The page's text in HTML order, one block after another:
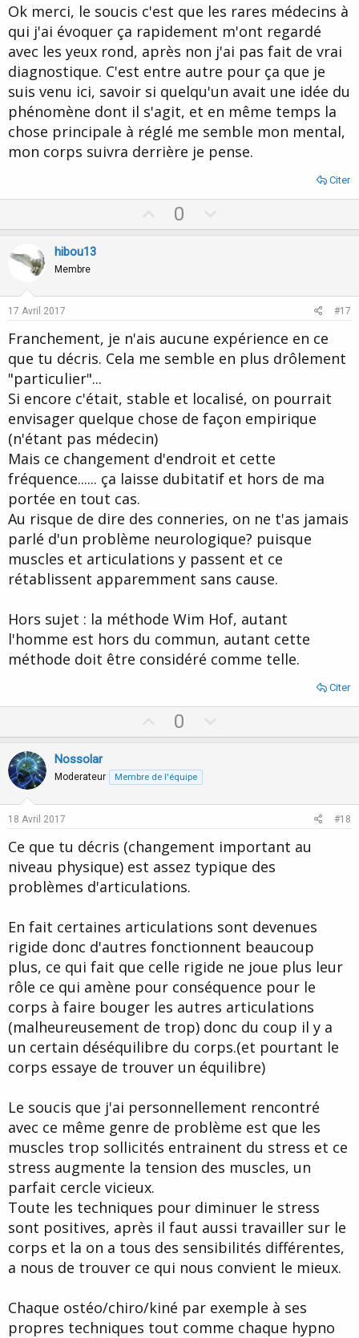
e
Ok merci, le soucis c'est que les rares médecins à
qui j'ai évoquer ça rapidement m'ont regardé
avec les yeux rond, après non j'ai pas fait de vrai
diagnostique. C'est entre autre pour ça que je
suis venu ici, savoir si quelqu'un avait une idée du
phénomène dont il s'agit, et en même temps la
chose principale à réglé me semble mon mental,
mon corps suivra derrière je pense.
Citer
p
t
0
o
v
e
hibou13
Membre
17 Avril 2017 #17
Franchement, je n'ais aucune expérience en ce
que tu décris. Cela me semble en plus drôlement
"particulier"...
Si encore c'était, stable et localisé, on pourrait
envisager quelque chose de façon empirique
(n'étant pas médecin)
Mais ce changement d'endroit et cette
fréquence...... ça laisse dubitatif et hors de ma
portée en tout cas.
Au risque de dire des conneries, on ne t'as jamais
parlé d'un problème neurologique? puisque
muscles et articulations y passent et ce
rétablissent apparemment sans cause.
Hors sujet : la méthode Wim Hof, autant
l'homme est hors du commun, autant cette
méthode doit être considéré comme telle.
Citer
p
o
0
o
t
e
Nossolar
Moderateur Membre de l'équipe
18 Avril 2017 #18
Ce que tu décris (changement important au
niveau physique) est assez typique des
problèmes d'articulations.
En fait certaines articulations sont devenues
rigide donc d'autres fonctionnent beaucoup
plus, ce qui fait que celle rigide ne joue plus leur
rôle ce qui amène pour conséquence pour le
corps à faire bouger les autres articulations
(malheureusement de trop) donc du coup il y a
un certain déséquilibre du corps.(et pourtant le
corps essaye de trouver un équilibre)
Le soucis que j'ai personnellement rencontré
avec ce même genre de problème est que les
muscles trop sollicités entrainent du stress et ce
stress augmente la tension des muscles, un
parfait cercle vicieux.
Toute les techniques pour diminuer le stress
sont positives, après il faut aussi travailler sur le
corps et la on a tous des sensibilités différentes,
a nous de trouver ce qui nous convient le mieux.
Chaque ostéo/chiro/kiné par exemple à ses
propres techniques tout comme chaque hypno